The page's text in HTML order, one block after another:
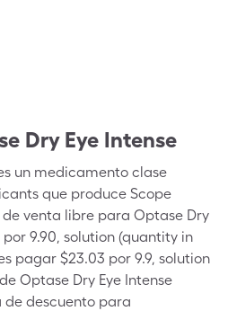
Dry Eye Intense
un medicamento clase
que produce Scope
venta libre para Optase Dry
por 9.90, solution (quantity in
pagar $23.03 por 9.9, solution
Optase Dry Eye Intense
descuento para